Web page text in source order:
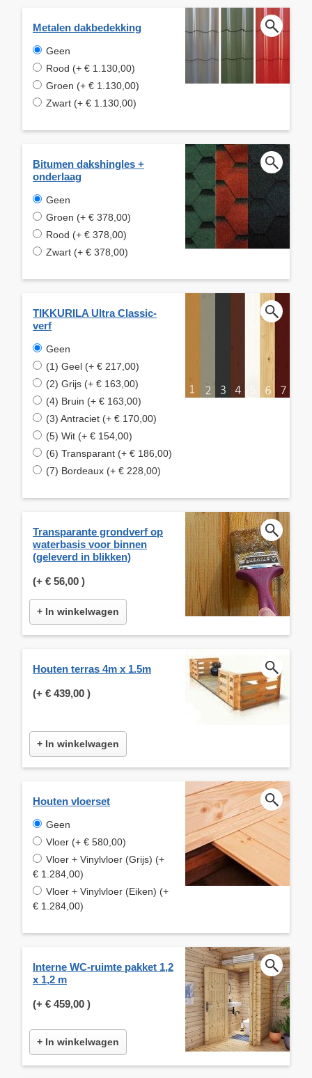
Metalen dakbedekking
Geen
Rood (+ € 1.130,00)
Groen (+ € 1.130,00)
Zwart (+ € 1.130,00)
Bitumen dakshingles +
onderlaag
Geen
Groen (+ € 378,00)
Rood (+ € 378,00)
Zwart (+ € 378,00)
TIKKURILA Ultra Classic-
verf
Geen
(1) Geel (+ € 217,00)
(2) Grijs (+ € 163,00)
(4) Bruin (+ € 163,00)
(3) Antraciet (+ € 170,00)
(5) Wit (+ € 154,00)
(6) Transparant (+ € 186,00)
(7) Bordeaux (+ € 228,00)
Transparante grondverf op
waterbasis voor binnen
(geleverd in blikken)
(+ € 56,00 )
+ In winkelwagen
Houten terras 4m x 1.5m
(+ € 439,00 )
+ In winkelwagen
Houten vloerset
Geen
Vloer (+ € 580,00)
Vloer + Vinylvloer (Grijs) (+
€ 1.284,00)
Vloer + Vinylvloer (Eiken) (+
€ 1.284,00)
Interne WC-ruimte pakket 1,2
x 1,2 m
(+ € 459,00 )
+ In winkelwagen